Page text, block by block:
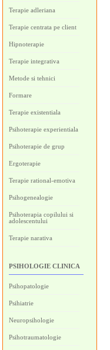
Terapie adleriana
Terapie centrata pe client
Hipnoterapie
Terapie integrativa
Metode si tehnici
Formare
Terapie existentiala
Psihoterapie experientiala
Psihoterapie de grup
Ergoterapie
Terapie rational-emotiva
Psihogenealogie
Psihoterapia copilului si
adolescentului
Terapie narativa
PSIHOLOGIE CLINICA
Psihopatologie
Psihiatrie
Neuropsihologie
Psihotraumatologie